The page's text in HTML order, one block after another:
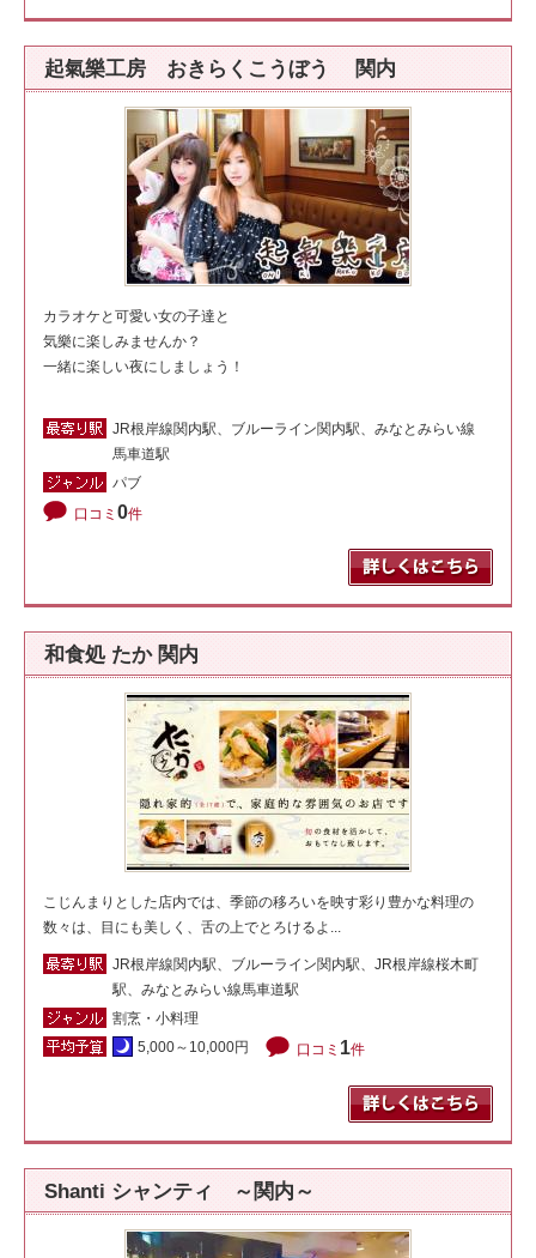
起氣樂工房 おきらくこうぼう 関内
カラオケと可愛い女の子達と
気樂に楽しみませんか？
一緒に楽しい夜にしましょう！
JR根岸線関内駅、ブルーライン関内駅、みなとみらい線
馬車道駅
パブ
口コミ 0件
和食処 たか 関内
こじんまりとした店内では、季節の移ろいを映す彩り豊かな料理の
数々は、目にも美しく、舌の上でとろけるよ...
JR根岸線関内駅、ブルーライン関内駅、JR根岸線桜木町
駅、みなとみらい線馬車道駅
割烹・小料理
5,000～10,000円
口コミ 1件
Shanti シャンティ ～関内～